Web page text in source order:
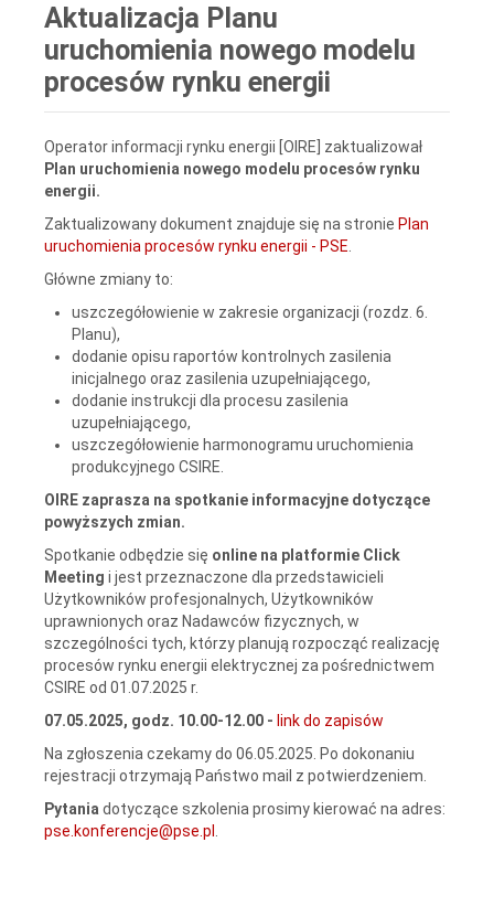
Aktualizacja Planu
uruchomienia nowego modelu
procesów rynku energii
Operator informacji rynku energii [OIRE] zaktualizował
Plan uruchomienia nowego modelu procesów rynku
energii.
Zaktualizowany dokument znajduje się na stronie Plan
uruchomienia procesów rynku energii - PSE.
Główne zmiany to:
uszczegółowienie w zakresie organizacji (rozdz. 6.
Planu),
dodanie opisu raportów kontrolnych zasilenia
inicjalnego oraz zasilenia uzupełniającego,
dodanie instrukcji dla procesu zasilenia
uzupełniającego,
uszczegółowienie harmonogramu uruchomienia
produkcyjnego CSIRE.
OIRE zaprasza na spotkanie informacyjne dotyczące
powyższych zmian.
Spotkanie odbędzie się online na platformie Click
Meeting i jest przeznaczone dla przedstawicieli
Użytkowników profesjonalnych, Użytkowników
uprawnionych oraz Nadawców fizycznych, w
szczególności tych, którzy planują rozpocząć realizację
procesów rynku energii elektrycznej za pośrednictwem
CSIRE od 01.07.2025 r.
07.05.2025, godz. 10.00-12.00 - link do zapisów
Na zgłoszenia czekamy do 06.05.2025. Po dokonaniu
rejestracji otrzymają Państwo mail z potwierdzeniem.
Pytaniadotyczące szkolenia prosimy kierować na adres:
pse.konferencje@pse.pl .